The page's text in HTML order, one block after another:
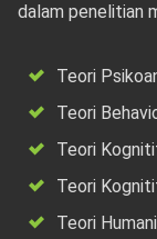
dalam penelitian
Teori
Teori
Teori
Teori
Teori